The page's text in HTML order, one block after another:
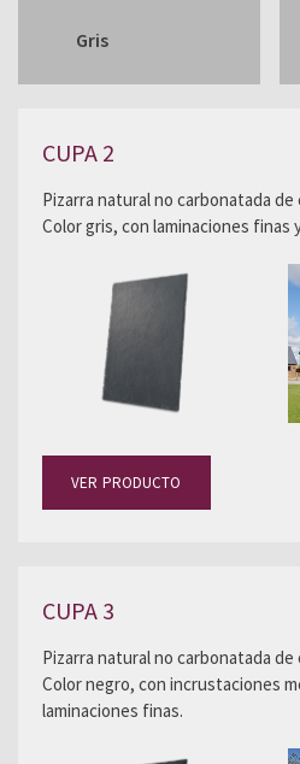
Gris
CUPA 2
Pizarra natural no carbonatada
Color gris, con laminaciones finas
VER PRODUCTO
CUPA 3
Pizarra natural no carbonatada
Color negro, con incrustaciones
laminaciones finas.